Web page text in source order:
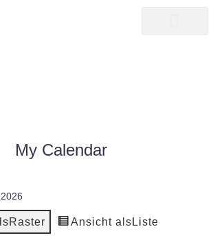
My Calendar
Raster Ansicht als Liste